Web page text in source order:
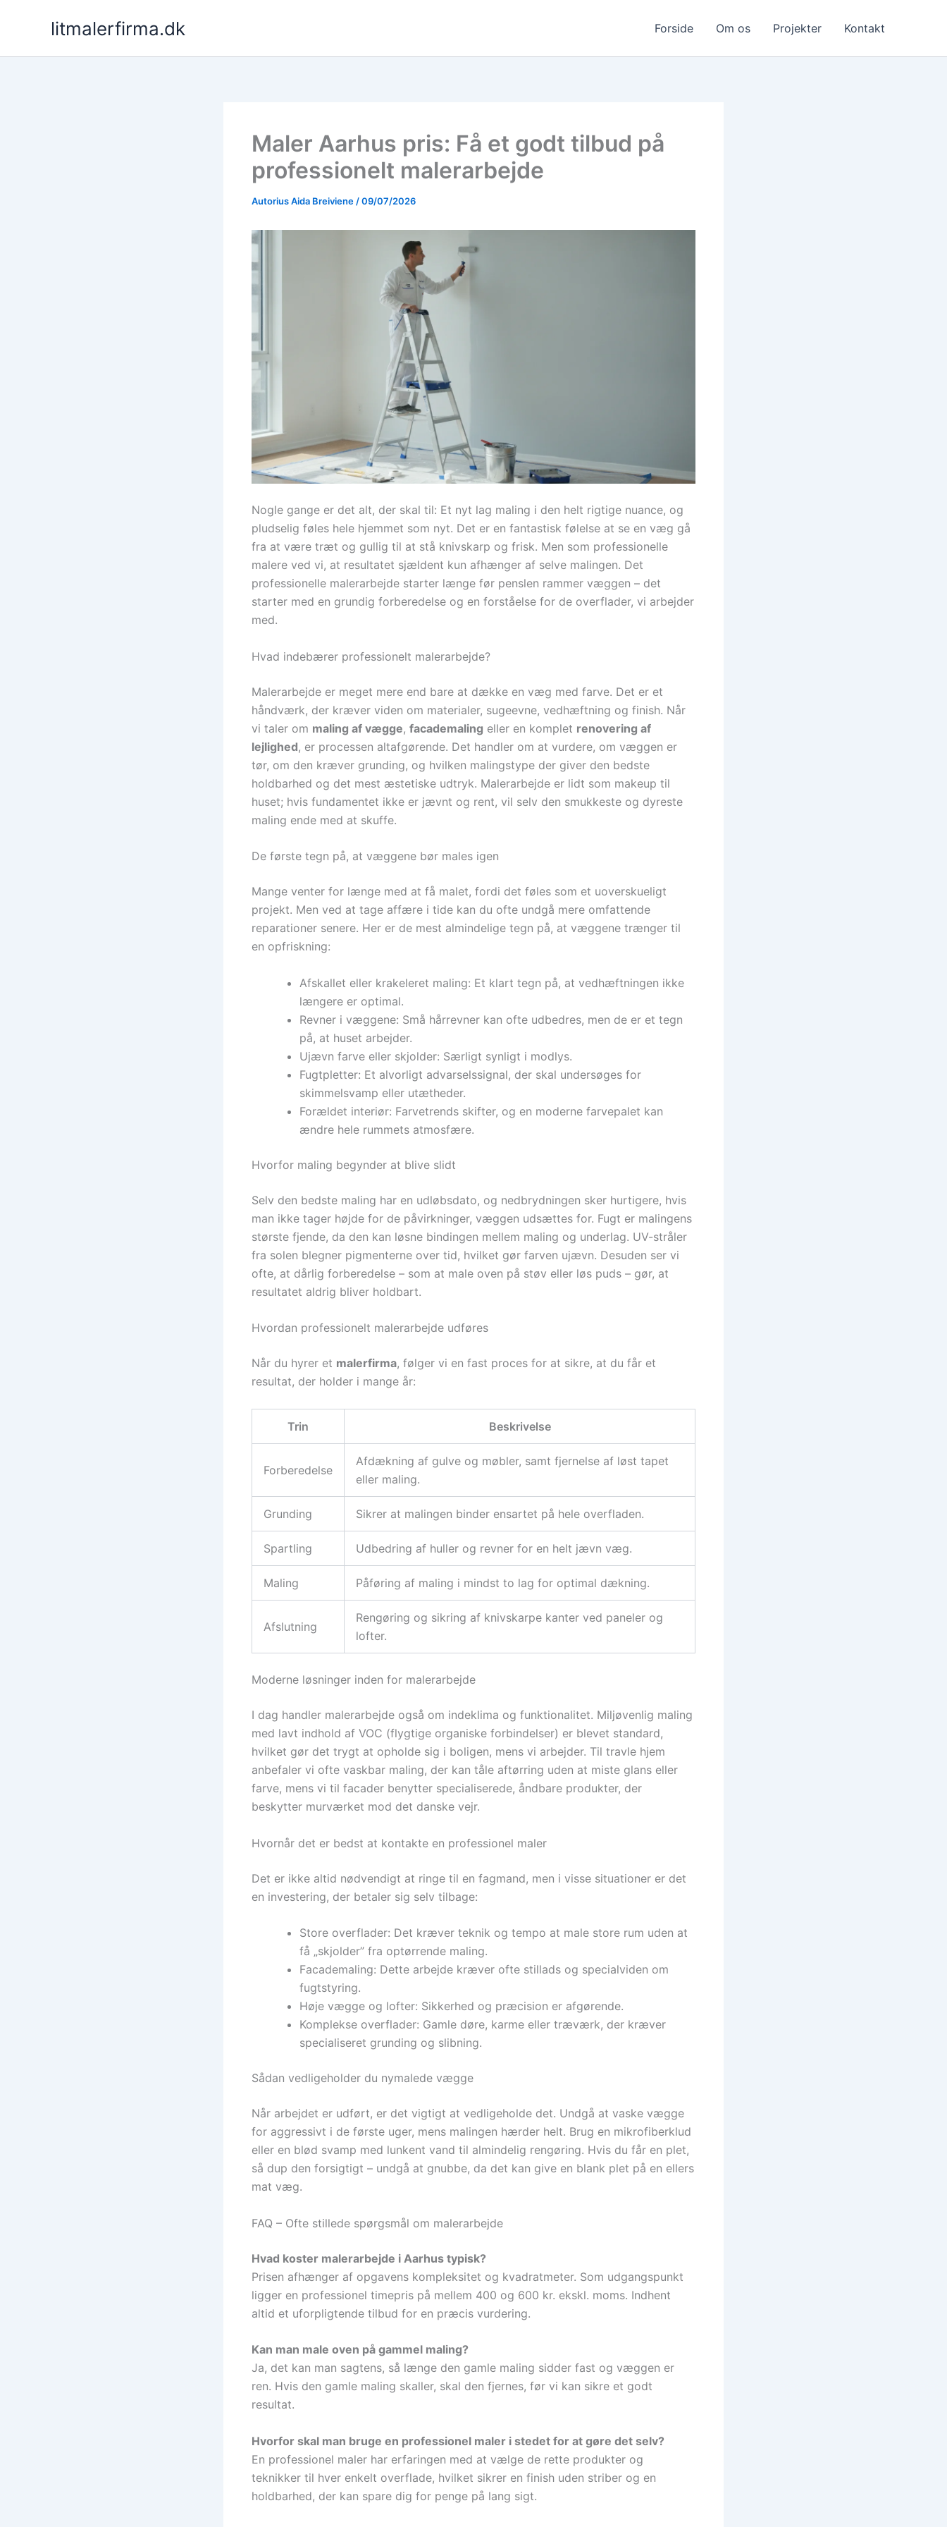
litmalerfirma.dk Forside Om os Projekter Kontakt
Maler Aarhus pris: Få et godt tilbud på
professionelt malerarbejde
AutoriusAida Breiviene /09/07/2026
Nogle gange er det alt, der skal til: Et nyt lag maling i den helt rigtige nuance, og
pludselig føles hele hjemmet som nyt. Det er en fantastisk følelse at se en væg gå
fra at være træt og gullig til at stå knivskarp og frisk. Men som professionelle
malere ved vi, at resultatet sjældent kun afhænger af selve malingen. Det
professionelle malerarbejde starter længe før penslen rammer væggen – det
starter med en grundig forberedelse og en forståelse for de overflader, vi arbejder
med.
Hvad indebærer professionelt malerarbejde?
Malerarbejde er meget mere end bare at dække en væg med farve. Det er et
håndværk, der kræver viden om materialer, sugeevne, vedhæftning og finish. Når
vi taler om maling af vægge, facademaling eller en komplet renovering af
lejlighed, er processen altafgørende. Det handler om at vurdere, om væggen er
tør, om den kræver grunding, og hvilken malingstype der giver den bedste
holdbarhed og det mest æstetiske udtryk. Malerarbejde er lidt som makeup til
huset; hvis fundamentet ikke er jævnt og rent, vil selv den smukkeste og dyreste
maling ende med at skuffe.
De første tegn på, at væggene bør males igen
Mange venter for længe med at få malet, fordi det føles som et uoverskueligt
projekt. Men ved at tage affære i tide kan du ofte undgå mere omfattende
reparationer senere. Her er de mest almindelige tegn på, at væggene trænger til
en opfriskning:
Afskallet eller krakeleret maling: Et klart tegn på, at vedhæftningen ikke
længere er optimal.
Revner i væggene: Små hårrevner kan ofte udbedres, men de er et tegn
på, at huset arbejder.
Ujævn farve eller skjolder: Særligt synligt i modlys.
Fugtpletter: Et alvorligt advarselssignal, der skal undersøges for
skimmelsvamp eller utætheder.
Forældet interiør: Farvetrends skifter, og en moderne farvepalet kan
ændre hele rummets atmosfære.
Hvorfor maling begynder at blive slidt
Selv den bedste maling har en udløbsdato, og nedbrydningen sker hurtigere, hvis
man ikke tager højde for de påvirkninger, væggen udsættes for. Fugt er malingens
største fjende, da den kan løsne bindingen mellem maling og underlag. UV-stråler
fra solen blegner pigmenterne over tid, hvilket gør farven ujævn. Desuden ser vi
ofte, at dårlig forberedelse – som at male oven på støv eller løs puds – gør, at
resultatet aldrig bliver holdbart.
Hvordan professionelt malerarbejde udføres
Når du hyrer et malerfirma, følger vi en fast proces for at sikre, at du får et
resultat, der holder i mange år:
Trin Beskrivelse
Forberedelse
Afdækning af gulve og møbler, samt fjernelse af løst tapet
eller maling.
Grunding Sikrer at malingen binder ensartet på hele overfladen.
Spartling Udbedring af huller og revner for en helt jævn væg.
Maling Påføring af maling i mindst to lag for optimal dækning.
Afslutning
Rengøring og sikring af knivskarpe kanter ved paneler og
lofter.
Moderne løsninger inden for malerarbejde
I dag handler malerarbejde også om indeklima og funktionalitet. Miljøvenlig maling
med lavt indhold af VOC (flygtige organiske forbindelser) er blevet standard,
hvilket gør det trygt at opholde sig i boligen, mens vi arbejder. Til travle hjem
anbefaler vi ofte vaskbar maling, der kan tåle aftørring uden at miste glans eller
farve, mens vi til facader benytter specialiserede, åndbare produkter, der
beskytter murværket mod det danske vejr.
Hvornår det er bedst at kontakte en professionel maler
Det er ikke altid nødvendigt at ringe til en fagmand, men i visse situationer er det
en investering, der betaler sig selv tilbage:
Store overflader: Det kræver teknik og tempo at male store rum uden at
få „skjolder” fra optørrende maling.
Facademaling: Dette arbejde kræver ofte stillads og specialviden om
fugtstyring.
Høje vægge og lofter: Sikkerhed og præcision er afgørende.
Komplekse overflader: Gamle døre, karme eller træværk, der kræver
specialiseret grunding og slibning.
Sådan vedligeholder du nymalede vægge
Når arbejdet er udført, er det vigtigt at vedligeholde det. Undgå at vaske vægge
for aggressivt i de første uger, mens malingen hærder helt. Brug en mikrofiberklud
eller en blød svamp med lunkent vand til almindelig rengøring. Hvis du får en plet,
så dup den forsigtigt – undgå at gnubbe, da det kan give en blank plet på en ellers
mat væg.
FAQ – Ofte stillede spørgsmål om malerarbejde
Hvad koster malerarbejde i Aarhus typisk?
Prisen afhænger af opgavens kompleksitet og kvadratmeter. Som udgangspunkt
ligger en professionel timepris på mellem 400 og 600 kr. ekskl. moms. Indhent
altid et uforpligtende tilbud for en præcis vurdering.
Kan man male oven på gammel maling?
Ja, det kan man sagtens, så længe den gamle maling sidder fast og væggen er
ren. Hvis den gamle maling skaller, skal den fjernes, før vi kan sikre et godt
resultat.
Hvorfor skal man bruge en professionel maler i stedet for at gøre det selv?
En professionel maler har erfaringen med at vælge de rette produkter og
teknikker til hver enkelt overflade, hvilket sikrer en finish uden striber og en
holdbarhed, der kan spare dig for penge på lang sigt.